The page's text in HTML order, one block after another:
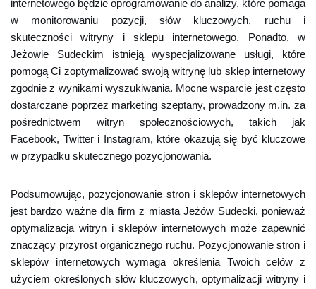
internetowego będzie oprogramowanie do analizy, które pomaga
w monitorowaniu pozycji, słów kluczowych, ruchu i
skuteczności witryny i sklepu internetowego. Ponadto, w
Jeżowie Sudeckim istnieją wyspecjalizowane usługi, które
pomogą Ci zoptymalizować swoją witrynę lub sklep internetowy
zgodnie z wynikami wyszukiwania. Mocne wsparcie jest często
dostarczane poprzez marketing szeptany, prowadzony m.in. za
pośrednictwem witryn społecznościowych, takich jak
Facebook, Twitter i Instagram, które okazują się być kluczowe
w przypadku skutecznego pozycjonowania.
Podsumowując, pozycjonowanie stron i sklepów internetowych
jest bardzo ważne dla firm z miasta Jeżów Sudecki, ponieważ
optymalizacja witryn i sklepów internetowych może zapewnić
znaczący przyrost organicznego ruchu. Pozycjonowanie stron i
sklepów internetowych wymaga określenia Twoich celów z
użyciem określonych słów kluczowych, optymalizacji witryny i